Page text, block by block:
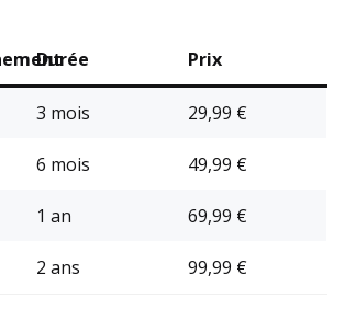
Durée Prix
3 mois 29,99 €
6 mois 49,99 €
1 an 69,99 €
2 ans 99,99 €